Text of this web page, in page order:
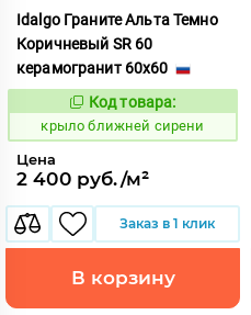
Idalgo Граните Альта Темно
Коричневый SR 60
керамогранит 60x60
828839
Код товара:
крыло ближней сирени
Цена
2 400 руб./м²
Заказ в 1 клик
В корзину